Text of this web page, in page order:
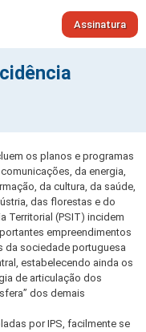
Assinatura
os planos e programas
da energia,
da cultura, da saúde,
das florestas e do
Territorial (PSIT) incidem
empreendimentos
da sociedade portuguesa
estabelecendo ainda os
de articulação dos
dos demais
por IPS, facilmente se